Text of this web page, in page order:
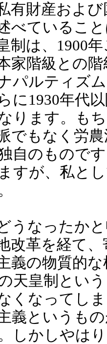
有財産およ
べているこ
制は、1900
家階級との
パルティズ
に1930年代
ります。も
でもなく労
自のもので
すが、私と
うなったかと
改革を経て
義の物質的
天皇制とい
くなってし
義というも
しかしやは